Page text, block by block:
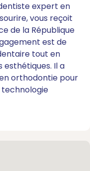
expert en
vous reçoit
de la République
est de
tout en
Il a
orthodontie pour